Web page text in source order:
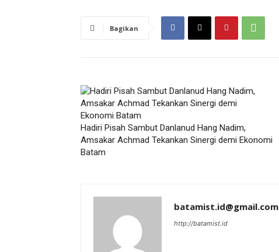
Bagikan
Hadiri Pisah Sambut Danlanud Hang Nadim,
Amsakar Achmad Tekankan Sinergi demi Ekonomi
Batam
batamist.id@gmail.com
http://batamist.id